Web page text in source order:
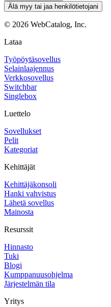
Älä myy tai jaa henkilötietojani
© 2026 WebCatalog, Inc.
Lataa
Työpöytäsovellus
Selainlaajennus
Verkkosovellus
Switchbar
Singlebox
Luettelo
Sovellukset
Pelit
Kategoriat
Kehittäjät
Kehittäjäkonsoli
Hanki vahvistus
Lähetä sovellus
Mainosta
Resurssit
Hinnasto
Tuki
Blogi
Kumppanuusohjelma
Järjestelmän tila
Yritys